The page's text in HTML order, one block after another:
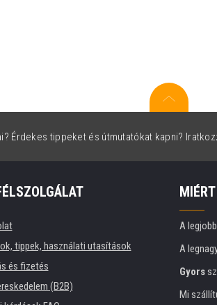
Érdekes tippeket és útmutatókat kapni?
tippek, használati utasítások
és fizetés
(B2B)
A legjobb
A
Gyors
Mi